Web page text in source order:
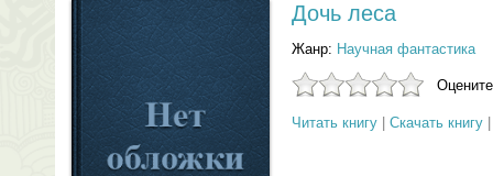
Дочь леса
Жанр: Научная фантастика
Читать книгу Скачать книгу